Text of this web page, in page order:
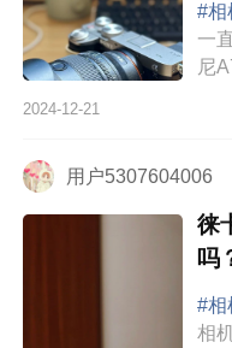
#相
一
尼
好
2024-12-21
用户5307604006
徕
吗
#相
相